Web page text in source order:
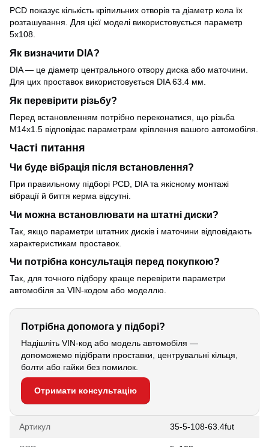
PCD показує кількість кріпильних отворів та діаметр кола їх
розташування. Для цієї моделі використовується параметр
5x108.
Як визначити DIA?
DIA — це діаметр центрального отвору диска або маточини.
Для цих проставок використовується DIA 63.4 мм.
Як перевірити різьбу?
Перед встановленням потрібно переконатися, що різьба
M14x1.5 відповідає параметрам кріплення вашого автомобіля.
Часті питання
Чи буде вібрація після встановлення?
При правильному підборі PCD, DIA та якісному монтажі
вібрації й биття керма відсутні.
Чи можна встановлювати на штатні диски?
Так, якщо параметри штатних дисків і маточини відповідають
характеристикам проставок.
Чи потрібна консультація перед покупкою?
Так, для точного підбору краще перевірити параметри
автомобіля за VIN-кодом або моделлю.
Потрібна допомога у підборі?
Надішліть VIN-код або модель автомобіля —
допоможемо підібрати проставки, центрувальні кільця,
болти або гайки без помилок.
Отримати консультацію
Артикул 35-5-108-63.4fut